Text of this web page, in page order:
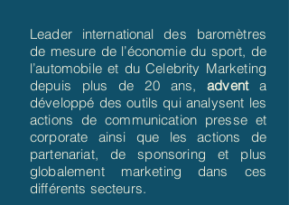
Leader international des baromètres
de mesure de l’économie du sport, de
l’automobile et du Celebrity Marketing
depuis plus de 20 ans,adventa
développé des outils qui analysent les
actions de communication presse et
corporate ainsi que les actions de
partenariat, de sponsoring et plus
globalement marketing dans ces
différents secteurs.